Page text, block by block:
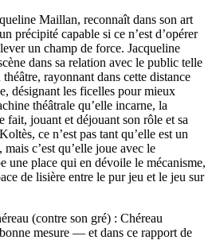
Maillan, reconnaît dans son art
précipité capable si ce n’est d’opérer
un champ de force. Jacqueline
dans sa relation avec le public telle
rayonnant dans cette distance
désignant les ficelles pour mieux
théâtrale qu’elle incarne, la
fait, jouant et déjouant son rôle et sa
ce n’est pas tant qu’elle est un
c’est qu’elle joue avec le
une place qui en dévoile le mécanisme,
de lisière entre le pur jeu et le jeu sur
(contre son gré) : Chéreau
mesure — et dans ce rapport de